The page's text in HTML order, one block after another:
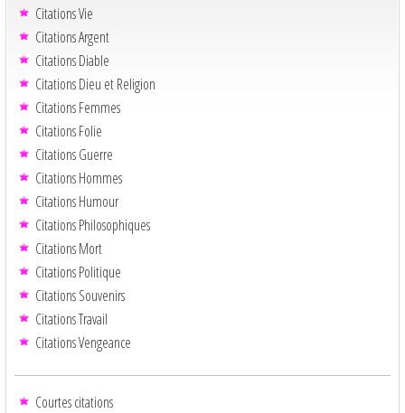
Citations Vie
Citations Argent
Citations Diable
Citations Dieu et Religion
Citations Femmes
Citations Folie
Citations Guerre
Citations Hommes
Citations Humour
Citations Philosophiques
Citations Mort
Citations Politique
Citations Souvenirs
Citations Travail
Citations Vengeance
Courtes citations